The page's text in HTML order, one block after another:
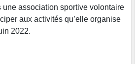
association sportive volontaire
aux activités qu’elle organise
2022.